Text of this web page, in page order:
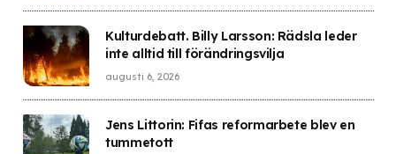
Kulturdebatt. Billy Larsson: Rädsla leder
inte alltid till förändringsvilja
augusti 6, 2026
Jens Littorin: Fifas reformarbete blev en
tummetott